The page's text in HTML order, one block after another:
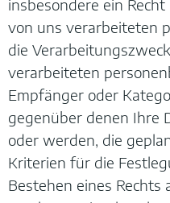
insbesondere ein
von uns verarbeiteten
die
verarbeiteten
Empfänger oder
gegenüber denen Ihre
oder werden, die
Kriterien für die
Bestehen eines Rechts